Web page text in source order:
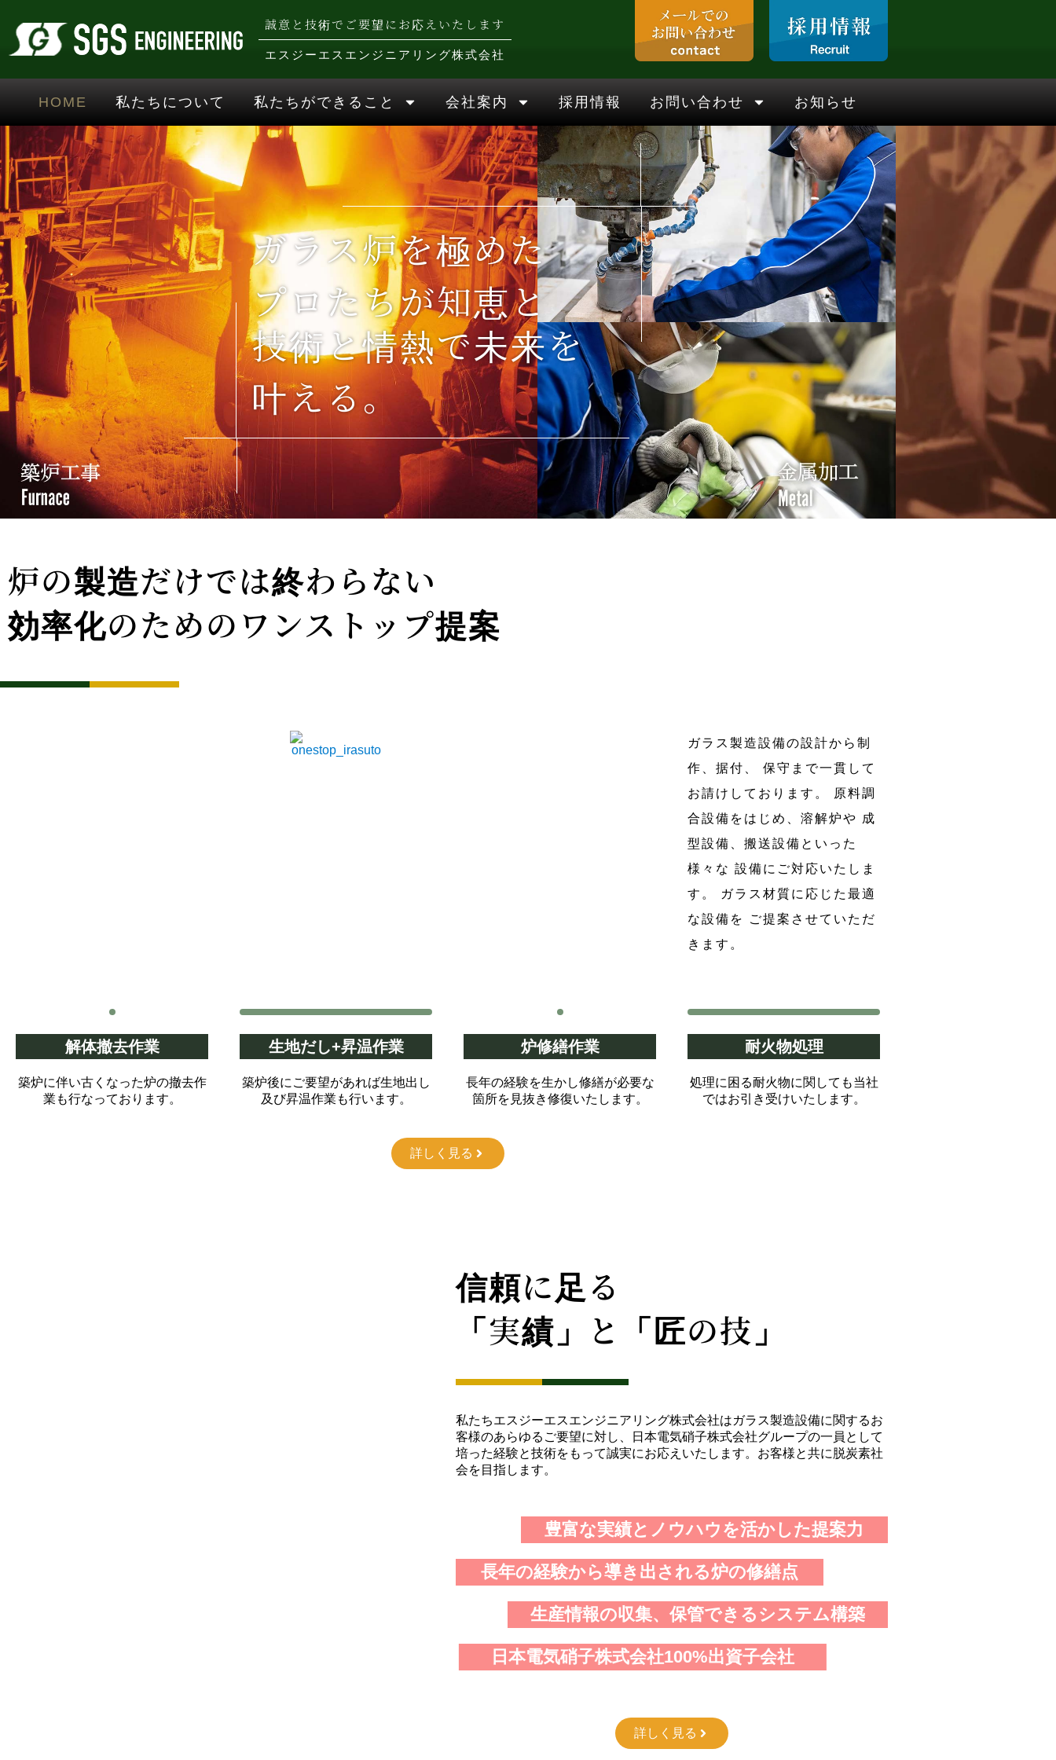
誠意と技術でご要望にお応えいたします
エスジーエスエンジニアリング株式会社
HOME 私たちについて 私たちができること 会社案内 採用情報 お問い合わせ お知らせ
ガラス炉を極めた
プロたちが知恵と
技術と情熱で未来を
叶える。
炉の製造だけでは終わらない
効率化のためのワンストップ提案
ガラス製造設備の設計から制
作、据付、 保守まで一貫して
お請けしております。 原料調
合設備をはじめ、溶解炉や 成
型設備、搬送設備といった
様々な 設備にご対応いたしま
す。 ガラス材質に応じた最適
な設備を ご提案させていただ
きます。
解体撤去作業
築炉に伴い古くなった炉の撤去作
業も行なっております。
生地だし+昇温作業
築炉後にご要望があれば生地出し
及び昇温作業も行います。
炉修繕作業
長年の経験を生かし修繕が必要な
箇所を見抜き修復いたします。
耐火物処理
処理に困る耐火物に関しても当社
ではお引き受けいたします。
詳しく見る
信頼に足る
「実績」と「匠の技」
私たちエスジーエスエンジニアリング株式会社はガラス製造設備に関するお
客様のあらゆるご要望に対し、日本電気硝子株式会社グループの一員として
培った経験と技術をもって誠実にお応えいたします。お客様と共に脱炭素社
会を目指します。
豊富な実績とノウハウを活かした提案力
長年の経験から導き出される炉の修繕点
生産情報の収集、保管できるシステム構築
日本電気硝子株式会社100%出資子会社
詳しく見る